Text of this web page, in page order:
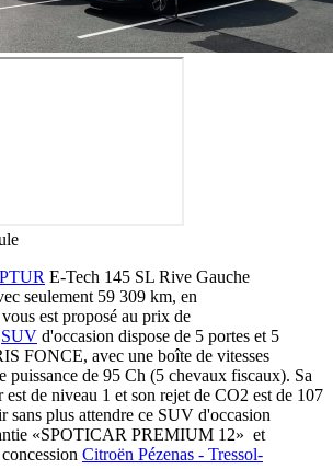
E-Tech 145 SL Rive Gauche
seulement 59 309 km, en
vous est proposé au prix de
SUV d'occasion dispose de 5 portes et 5
FONCE, avec une boîte de vitesses
puissance de 95 Ch (5 chevaux fiscaux). Sa
de niveau 1 et son rejet de CO2 est de 107
sans plus attendre ce SUV d'occasion
«SPOTICAR PREMIUM 12» et
Citroën Pézenas - Tressol-